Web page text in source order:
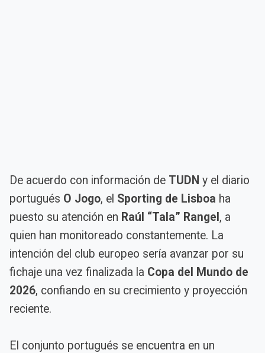
De acuerdo con información de TUDN y el diario
portugués O Jogo, el Sporting de Lisboa ha
puesto su atención en Raúl “Tala” Rangel, a
quien han monitoreado constantemente. La
intención del club europeo sería avanzar por su
fichaje una vez finalizada la Copa del Mundo de
2026, confiando en su crecimiento y proyección
reciente.
El conjunto portugués se encuentra en un